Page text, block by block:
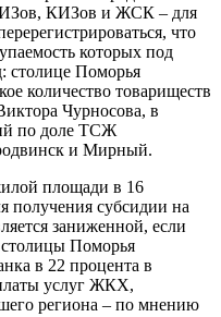
КИЗов и ЖСК – для
что
которых под
столице Поморья
количество товариществ
Чурносова, в
по доле ТСЖ
и Мирный.
площади в 16
получения субсидии на
заниженной, если
столицы Поморья
в 22 процента в
услуг ЖКХ,
региона – по мнению